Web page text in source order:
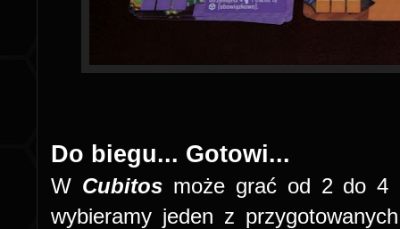
Do biegu... Gotowi...
W Cubitos może grać od 2 do 4
wybieramy jeden z